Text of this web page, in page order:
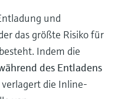
und
das größte Risiko für
Indem die
des Entladens
die Inline-